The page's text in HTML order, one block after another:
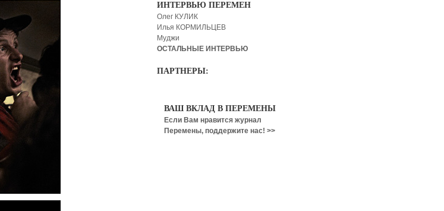
ИНТЕРВЬЮ ПЕРЕМЕН
Олег КУЛИК
Илья КОРМИЛЬЦЕВ
Муджи
ОСТАЛЬНЫЕ ИНТЕРВЬЮ
ПАРТНЕРЫ:
ВАШ ВКЛАД В ПЕРЕМЕНЫ
Если Вам нравится журнал
Перемены, поддержите нас! >>